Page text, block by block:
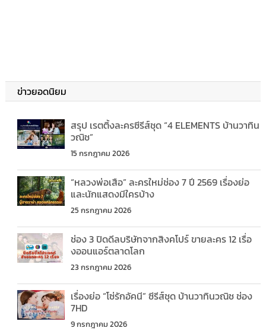
ข่าวยอดนิยม
สรุป เรตติ้งละครซีรีส์ชุด “4 ELEMENTS บ้านวาทิน
วณิช”
15 กรกฎาคม 2026
“หลวงพ่อเสือ” ละครใหม่ช่อง 7 ปี 2569 เรื่องย่อ
และนักแสดงมีใครบ้าง
25 กรกฎาคม 2026
ช่อง 3 ปิดดีลบริษัทจากสิงคโปร์ ขายละคร 12 เรื่อ
งออนแอร์ตลาดโลก
23 กรกฎาคม 2026
เรื่องย่อ “โซ่รักอัคนี” ซีรีส์ชุด บ้านวาทินวณิช ช่อง
7HD
9 กรกฎาคม 2026